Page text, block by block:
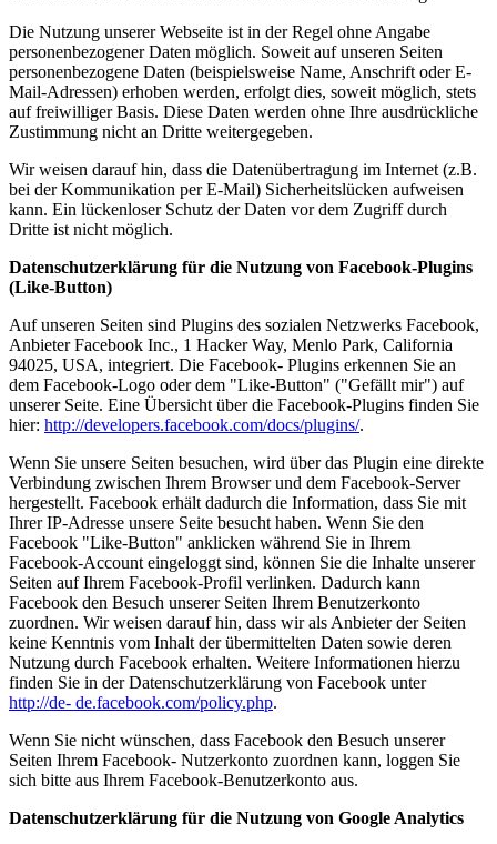
Die Nutzung unserer Webseite ist in der Regel ohne Angabe
personenbezogener Daten möglich. Soweit auf unseren Seiten
personenbezogene Daten (beispielsweise Name, Anschrift oder E-
Mail-Adressen) erhoben werden, erfolgt dies, soweit möglich, stets
auf freiwilliger Basis. Diese Daten werden ohne Ihre ausdrückliche
Zustimmung nicht an Dritte weitergegeben.
Wir weisen darauf hin, dass die Datenübertragung im Internet (z.B.
bei der Kommunikation per E-Mail) Sicherheitslücken aufweisen
kann. Ein lückenloser Schutz der Daten vor dem Zugriff durch
Dritte ist nicht möglich.
Datenschutzerklärung für die Nutzung von Facebook-Plugins
(Like-Button)
Auf unseren Seiten sind Plugins des sozialen Netzwerks Facebook,
Anbieter Facebook Inc., 1 Hacker Way, Menlo Park, California
94025, USA, integriert. Die Facebook- Plugins erkennen Sie an
dem Facebook-Logo oder dem "Like-Button" ("Gefällt mir") auf
unserer Seite. Eine Übersicht über die Facebook-Plugins finden Sie
hier: http://developers.facebook.com/docs/plugins/.
Wenn Sie unsere Seiten besuchen, wird über das Plugin eine direkte
Verbindung zwischen Ihrem Browser und dem Facebook-Server
hergestellt. Facebook erhält dadurch die Information, dass Sie mit
Ihrer IP-Adresse unsere Seite besucht haben. Wenn Sie den
Facebook "Like-Button" anklicken während Sie in Ihrem
Facebook-Account eingeloggt sind, können Sie die Inhalte unserer
Seiten auf Ihrem Facebook-Profil verlinken. Dadurch kann
Facebook den Besuch unserer Seiten Ihrem Benutzerkonto
zuordnen. Wir weisen darauf hin, dass wir als Anbieter der Seiten
keine Kenntnis vom Inhalt der übermittelten Daten sowie deren
Nutzung durch Facebook erhalten. Weitere Informationen hierzu
finden Sie in der Datenschutzerklärung von Facebook unter
http://de- de.facebook.com/policy.php.
Wenn Sie nicht wünschen, dass Facebook den Besuch unserer
Seiten Ihrem Facebook- Nutzerkonto zuordnen kann, loggen Sie
sich bitte aus Ihrem Facebook-Benutzerkonto aus.
Datenschutzerklärung für die Nutzung von Google Analytics